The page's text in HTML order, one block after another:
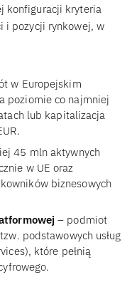
konfiguracji kryteria
i pozycji rynkowej, w
w Europejskim
poziomie co najmniej
lub kapitalizacja
45 mln aktywnych
w UE oraz
biznesowych
– podmiot
podstawowych usług
które pełnią